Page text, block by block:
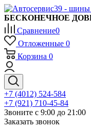
БЕСКОНЕЧНОЕ
Сравнение0
Отложенные 0
Корзина 0
+7 (4012) 524-584
+7 (921) 710-45-84
Звоните с 9:00 до 21:00
Заказать звонок